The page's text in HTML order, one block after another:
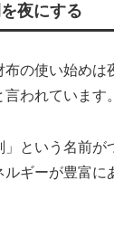
夜にする
布の使い始めは
われています。
」という名前が
ギーが豊富に